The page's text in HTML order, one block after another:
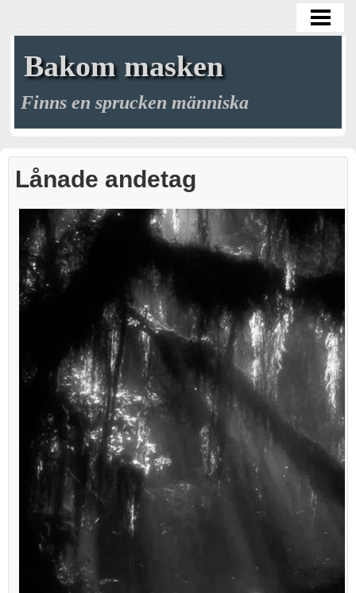
MINA MASKER
KREAKTIVITETEN
KONTAKT
Bakom masken
Finns en sprucken människa
Lånade andetag